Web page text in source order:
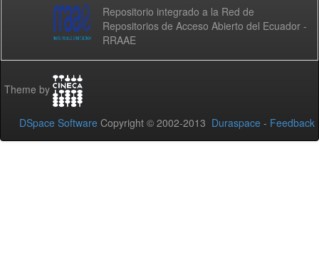
Repositorio integrado a la Red de
Repositorios de Acceso Abierto del Ecuador -
RRAAE
Theme by
DSpace Software Copyright © 2002-2013 Duraspace - Feedback